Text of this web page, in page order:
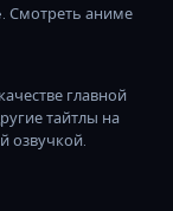
Смотреть аниме
главной
тайтлы на
озвучкой.